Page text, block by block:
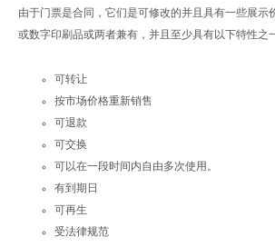
由于门票是合同，它们是可修改的并且具有一些展示
或数字印刷品或两者兼有，并且至少具有以下特性之
可转让
按市场价格重新销售
可退款
可交换
可以在一段时间内自由多次使用。
有到期日
可再生
受法律规范